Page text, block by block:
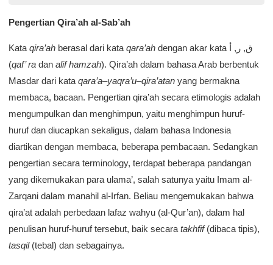
Pengertian Qira’ah al-Sab’ah
Kata qira’ah berasal dari kata qara’ah dengan akar kata ﻕ, ﺭ, أ
(qaf’ ra dan alif hamzah). Qira’ah dalam bahasa Arab berbentuk
Masdar dari kata qara’a–yaqra’u–qira’atan yang bermakna
membaca, bacaan. Pengertian qira’ah secara etimologis adalah
mengumpulkan dan menghimpun, yaitu menghimpun huruf-
huruf dan diucapkan sekaligus, dalam bahasa Indonesia
diartikan dengan membaca, beberapa pembacaan. Sedangkan
pengertian secara terminology, terdapat beberapa pandangan
yang dikemukakan para ulama’, salah satunya yaitu Imam al-
Zarqani dalam manahil al-Irfan. Beliau mengemukakan bahwa
qira’at adalah perbedaan lafaz wahyu (al-Qur’an), dalam hal
penulisan huruf-huruf tersebut, baik secara takhfif(dibaca tipis),
tasqil(tebal) dan sebagainya.